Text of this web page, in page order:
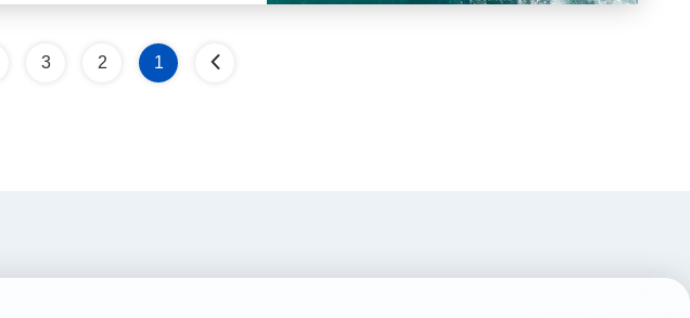
1
2
3